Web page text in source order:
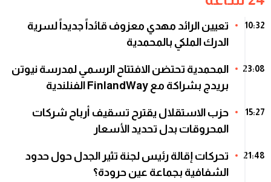
10:32
تعيين الرائد مهدي معزوف قائداً جديداً لسرية
الدرك الملكي بالمحمدية
23:08
المحمدية تحتضن الافتتاح الرسمي لمدرسة نيوتن
بريدج بشراكة مع FinlandWay الفنلندية
15:27
حزب الاستقلال يقترح تسقيف أرباح شركات
المحروقات بدل تحديد الأسعار
21:48
تحركات إقالة رئيس لجنة تثير الجدل حول حدود
الشفافية بجماعة عين حرودة؟